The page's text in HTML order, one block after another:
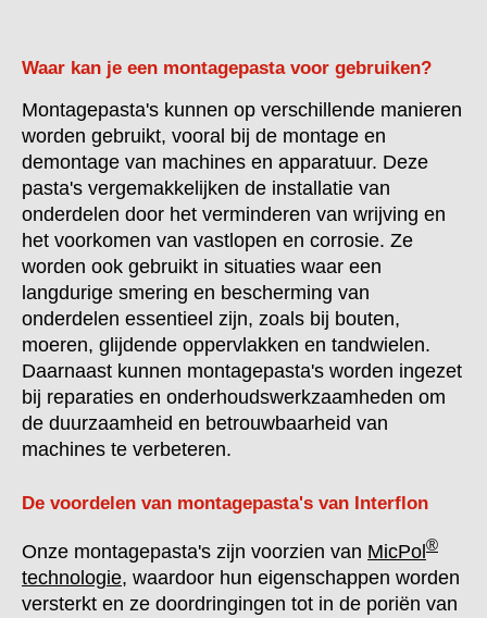
Waar kan je een montagepasta voor gebruiken?
Montagepasta's kunnen op verschillende manieren
worden gebruikt, vooral bij de montage en
demontage van machines en apparatuur. Deze
pasta's vergemakkelijken de installatie van
onderdelen door het verminderen van wrijving en
het voorkomen van vastlopen en corrosie. Ze
worden ook gebruikt in situaties waar een
langdurige smering en bescherming van
onderdelen essentieel zijn, zoals bij bouten,
moeren, glijdende oppervlakken en tandwielen.
Daarnaast kunnen montagepasta's worden ingezet
bij reparaties en onderhoudswerkzaamheden om
de duurzaamheid en betrouwbaarheid van
machines te verbeteren.
De voordelen van montagepasta's van Interflon
Onze montagepasta's zijn voorzien van MicPol ®
technologie, waardoor hun eigenschappen worden
versterkt en ze doordringingen tot in de poriën van